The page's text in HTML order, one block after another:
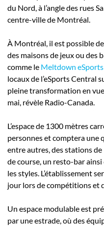
du Nord, à l’angle des rues
centre-ville de Montréal.
À Montréal, il est possible
des maisons de jeux ou des
comme le Meltdown
locaux de l’eSports Central
pleine transformation en
mai, révèle Radio-Canada.
L’espace de 1300 mètres
personnes et comptera une
entre autres, des stations
de course, un resto-bar
les styles. L’établissement
jour lors de compétitions et
Un espace modulable est
par une estrade, où des